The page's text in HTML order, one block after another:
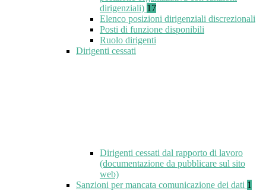
dirigenziali) 17
Elenco posizioni dirigenziali discrezionali
Posti di funzione disponibili
Ruolo dirigenti
Dirigenti cessati
Dirigenti cessati dal rapporto di lavoro
(documentazione da pubblicare sul sito
web)
Sanzioni per mancata comunicazione dei dati 1